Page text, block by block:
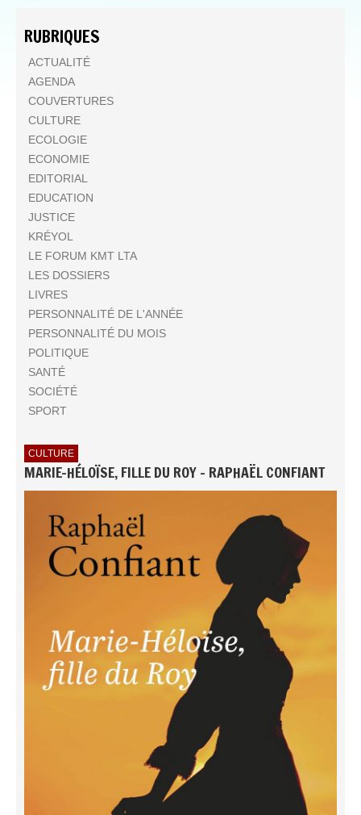
RUBRIQUES
ACTUALITÉ
AGENDA
COUVERTURES
CULTURE
ECOLOGIE
ECONOMIE
EDITORIAL
EDUCATION
JUSTICE
KRÉYOL
LE FORUM KMT LTA
LES DOSSIERS
LIVRES
PERSONNALITÉ DE L'ANNÉE
PERSONNALITÉ DU MOIS
POLITIQUE
SANTÉ
SOCIÉTÉ
SPORT
CULTURE
MARIE-HÉLOÏSE, FILLE DU ROY - RAPHAËL CONFIANT